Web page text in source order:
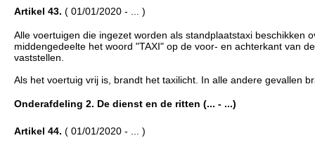
Artikel 43. ( 01/01/2020 - ... )
Alle voertuigen die ingezet worden als standplaatstaxi beschikken
middengedeelte het woord "TAXI" op de voor- en achterkant van
vaststellen.
Als het voertuig vrij is, brandt het taxilicht. In alle andere gevallen
Onderafdeling 2. De dienst en de ritten (... - ...)
Artikel 44. ( 01/01/2020 - ... )